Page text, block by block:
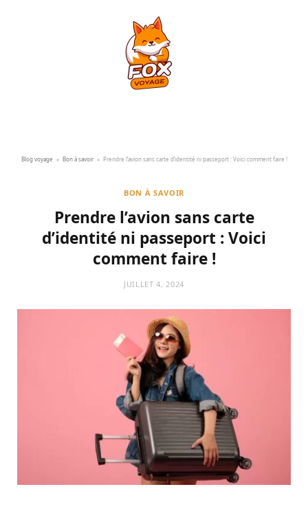
Blog voyage » Bon à savoir » Prendre l’avion sans carte d’identité ni passeport : Voici comment faire !
BON À SAVOIR
Prendre l’avion sans carte
d’identité ni passeport : Voici
comment faire !
JUILLET 4, 2024